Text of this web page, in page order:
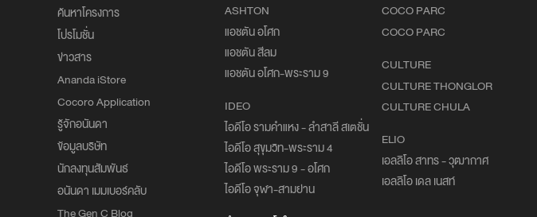
ค้นหาโครงการ
โปรโมชั่น
ข่าวสาร
Ananda iStore
Cocoro Application
รู้จักอนันดา
ข้อมูลบริษัท
นักลงทุนสัมพันธ์
อนันดา เมมเบอร์คลับ
ASHTON
แอชตัน อโศก
แอชตัน สีลม
แอชตัน อโศก-พระราม 9
COCO PARC
COCO PARC
CULTURE
CULTURE THONGLOR
CULTURE CHULA
IDEO
ไอดีโอ รามคำแหง - ลำสาลี สเตชั่น
ไอดีโอ สุขุมวิท-พระราม 4
ไอดีโอ พระราม 9 - อโศก
ไอดีโอ จุฬา-สามย่าน
ELIO
เอลลิโอ สาทร - วุฒากาศ
เอลลิโอ เดล เนสท์